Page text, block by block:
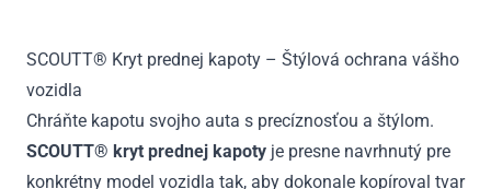
SCOUTT® Kryt prednej kapoty – Štýlová ochrana vášho
vozidla
Chráňte kapotu svojho auta s precíznosťou a štýlom.
SCOUTT® kryt prednej kapoty je presne navrhnutý pre
konkrétny model vozidla tak, aby dokonale kopíroval tvar